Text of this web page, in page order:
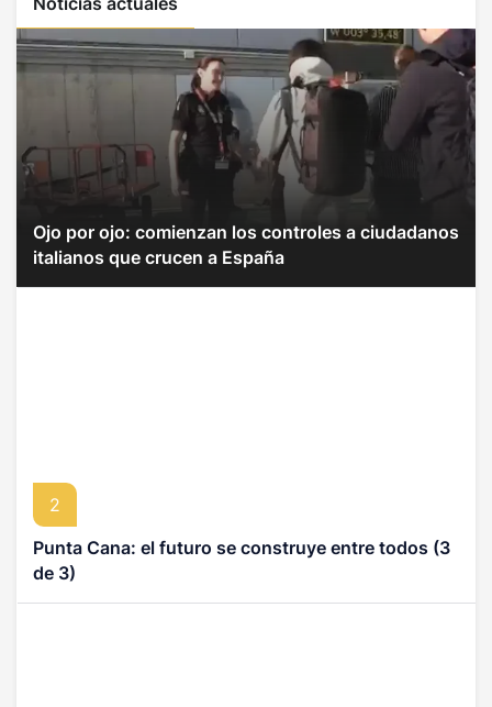
Ojo por ojo: comienzan los controles a ciudadanos
italianos que crucen a España
2
Punta Cana: el futuro se construye entre todos (3
de 3)